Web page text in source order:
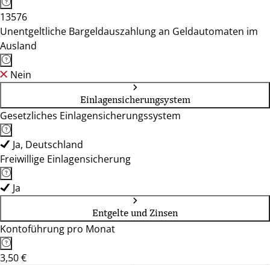
13576
Unentgeltliche Bargeldauszahlung an Geldautomaten im
Ausland
Nein
Einlagensicherungsystem
Gesetzliches Einlagensicherungssystem
Ja, Deutschland
Freiwillige Einlagensicherung
Ja
Entgelte und Zinsen
Kontoführung pro Monat
3,50 €